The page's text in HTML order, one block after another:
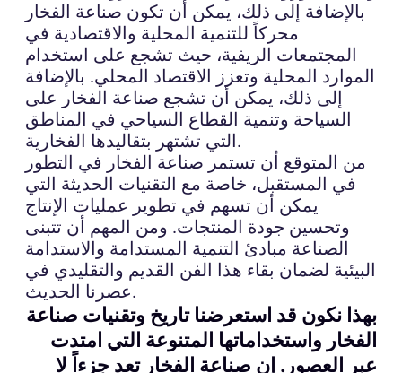
بالإضافة إلى ذلك، يمكن أن تكون صناعة الفخار
محركاً للتنمية المحلية والاقتصادية في
المجتمعات الريفية، حيث تشجع على استخدام
الموارد المحلية وتعزز الاقتصاد المحلي. بالإضافة
إلى ذلك، يمكن أن تشجع صناعة الفخار على
السياحة وتنمية القطاع السياحي في المناطق
التي تشتهر بتقاليدها الفخارية.
من المتوقع أن تستمر صناعة الفخار في التطور
في المستقبل، خاصة مع التقنيات الحديثة التي
يمكن أن تسهم في تطوير عمليات الإنتاج
وتحسين جودة المنتجات. ومن المهم أن تتبنى
الصناعة مبادئ التنمية المستدامة والاستدامة
البيئية لضمان بقاء هذا الفن القديم والتقليدي في
عصرنا الحديث.
بهذا نكون قد استعرضنا تاريخ وتقنيات صناعة
الفخار واستخداماتها المتنوعة التي امتدت
عبر العصور. إن صناعة الفخار تعد جزءاً لا